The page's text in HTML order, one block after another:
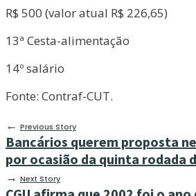
R$ 500 (valor atual R$ 226,65)
13ª Cesta-alimentação
14º salário
Fonte: Contraf-CUT.
← Previous Story
Bancários querem proposta
por ocasião da quinta rodada
→ Next Story